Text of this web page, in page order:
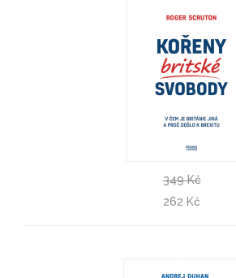
Roger Scruton
Kořeny britské svobody
349 Kč
262 Kč